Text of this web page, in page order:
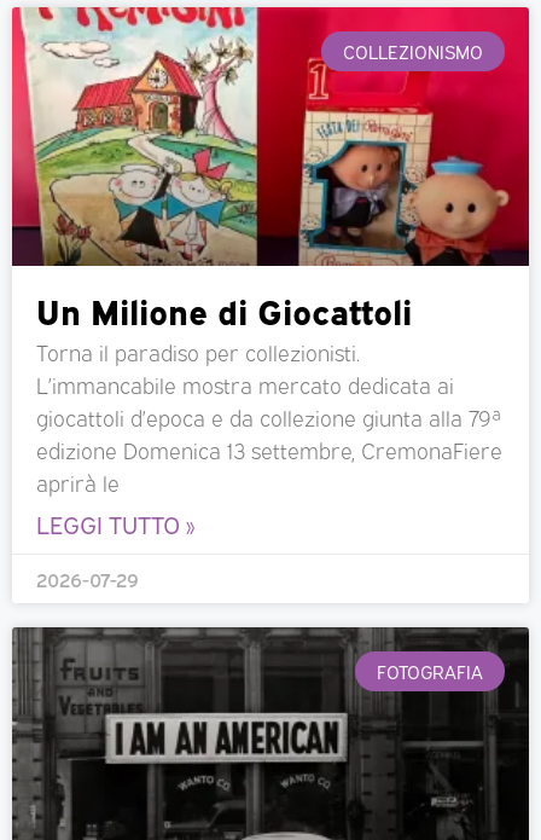
COLLEZIONISMO
Un Milione di Giocattoli
Torna il paradiso per collezionisti.
L’immancabile mostra mercato dedicata ai
giocattoli d’epoca e da collezione giunta alla 79ª
edizione Domenica 13 settembre, CremonaFiere
aprirà le
LEGGI TUTTO »
2026-07-29
FOTOGRAFIA